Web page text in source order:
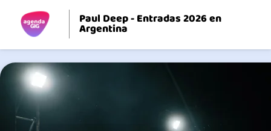
Paul Deep - Entradas 2026 en
Argentina